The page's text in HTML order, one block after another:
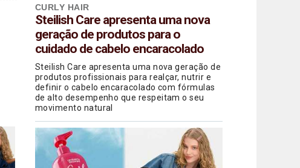
CURLY HAIR
Steilish Care apresenta uma nova
geração de produtos para o
cuidado de cabelo encaracolado
Steilish Care apresenta uma nova geração de
produtos profissionais para realçar, nutrir e
definir o cabelo encaracolado com fórmulas
de alto desempenho que respeitam o seu
movimento natural